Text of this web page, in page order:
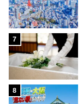
7
8